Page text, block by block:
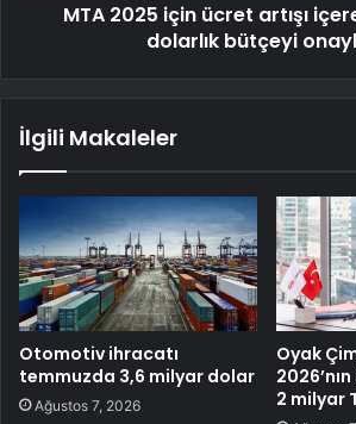
MTA 2025 için ücret artışı
dolarlık bütçeyi
İlgili Makaleler
Otomotiv ihracatı
temmuzda 3,6 milyar dolar
Ağustos 7, 2026
Oyak
2 milyar